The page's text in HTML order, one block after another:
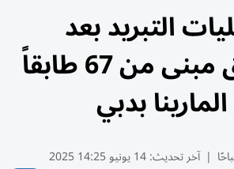
التبريد بعد
إخماد حريق مبنى من 67 طابقاً
بدبي
| آخر تحديث:14 يونيو 14:25 2025